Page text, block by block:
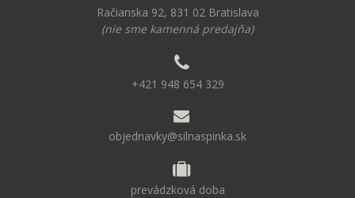
Račianska 92, 831 02 Bratislava
(nie sme kamenná predajňa)
+421 948 654 329
objednavky@silnaspinka.sk
prevádzková doba